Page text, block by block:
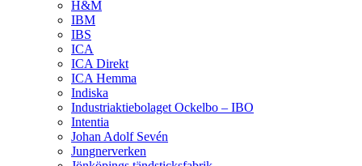
H&M
IBM
IBS
ICA
ICA Direkt
ICA Hemma
Indiska
Industriaktiebolaget Ockelbo – IBO
Intentia
Johan Adolf Sevén
Jungnerverken